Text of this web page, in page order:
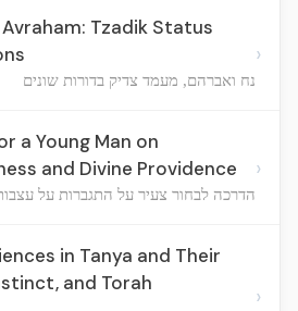
Tzadik Status
נח ואברהם, מעמד צדיק בדורות שונים
›
a Young Man on
and Divine Providence
הדרכה לבחור צעיר על התגברות על
›
in Tanya and Their
and Torah
›